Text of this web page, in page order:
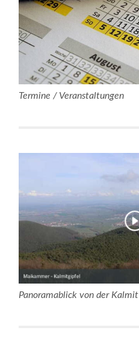
Termine / Veranstaltungen
Panoramablick von der Kalmit